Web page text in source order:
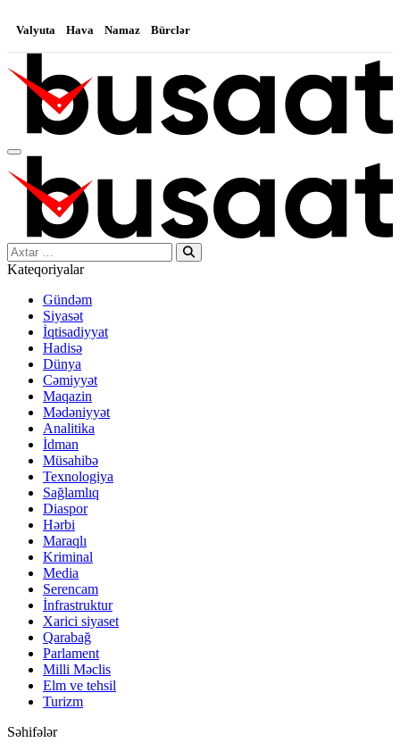
Valyuta Hava Namaz Bürclər
Search…
Kateqoriyalar
Gündəm
Siyasət
İqtisadiyyat
Hadisə
Dünya
Cəmiyyət
Maqazin
Mədəniyyət
Analitika
İdman
Müsahibə
Texnologiya
Sağlamlıq
Diaspor
Hərbi
Maraqlı
Kriminal
Media
Serencam
İnfrastruktur
Xarici siyaset
Qarabağ
Parlament
Milli Məclis
Elm ve tehsil
Turizm
Səhifələr